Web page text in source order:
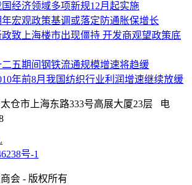
国经济领域多项新规12月起实施
年宏观政策基调或落定防通胀保增长
政致上海楼市出现僵持 开发商观望政策底
二五期间钢铁流通规模增速将趋缓
年前8月我国纺织行业利润增速继续放缓
仓市上海东路333号高展大厦23层 电
号-1
会 - 版权所有